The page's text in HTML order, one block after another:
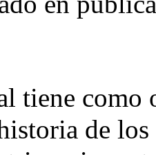
tiene
de